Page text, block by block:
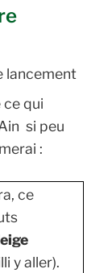
lancement
ce qui
si peu
:
ce
y aller).